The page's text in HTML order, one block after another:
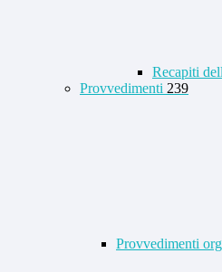
Recapiti
Provvedimenti 239
Provvedimenti